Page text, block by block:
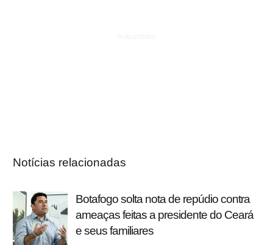
Notícias relacionadas
Botafogo solta nota de repúdio contra
ameaças feitas a presidente do Ceará
e seus familiares